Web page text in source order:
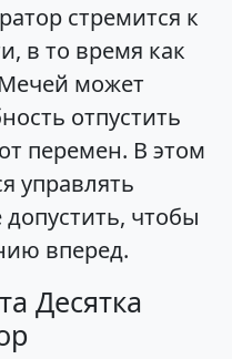
стремится к
в то время как
может
отпустить
перемен. В этом
управлять
чтобы
вперед.
Десятка